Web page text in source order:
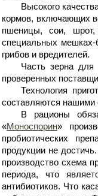
Высокого
кормов, включающих
пшеницы, сои,
специальных мешках-
грибов и вредителей.
Часть зерна
проверенных
Технология
составляются нашими
В рационы
«Моноспорин»
пробиотических
продукции не
производство схема
периода, что
антибиотиков. Что